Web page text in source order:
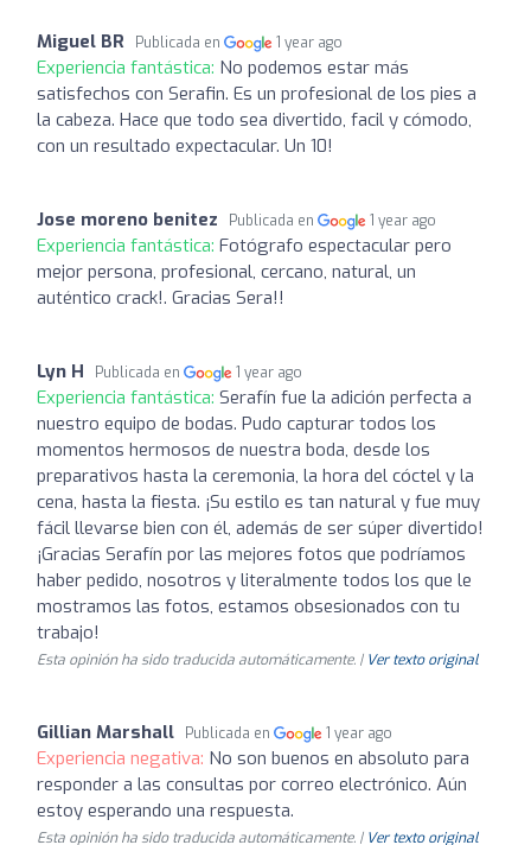
Miguel BR Publicada en 1 year ago
Experiencia fantástica: No podemos estar más
satisfechos con Serafin. Es un profesional de los pies a
la cabeza. Hace que todo sea divertido, facil y cómodo,
con un resultado expectacular. Un 10!
Jose moreno benitez Publicada en 1 year ago
Experiencia fantástica: Fotógrafo espectacular pero
mejor persona, profesional, cercano, natural, un
auténtico crack!. Gracias Sera!!
Lyn H Publicada en 1 year ago
Experiencia fantástica: Serafín fue la adición perfecta a
nuestro equipo de bodas. Pudo capturar todos los
momentos hermosos de nuestra boda, desde los
preparativos hasta la ceremonia, la hora del cóctel y la
cena, hasta la fiesta. ¡Su estilo es tan natural y fue muy
fácil llevarse bien con él, además de ser súper divertido!
¡Gracias Serafín por las mejores fotos que podríamos
haber pedido, nosotros y literalmente todos los que le
mostramos las fotos, estamos obsesionados con tu
trabajo!
Esta opinión ha sido traducida automáticamente. | Ver texto original
Gillian Marshall Publicada en 1 year ago
Experiencia negativa: No son buenos en absoluto para
responder a las consultas por correo electrónico. Aún
estoy esperando una respuesta.
Esta opinión ha sido traducida automáticamente. | Ver texto original